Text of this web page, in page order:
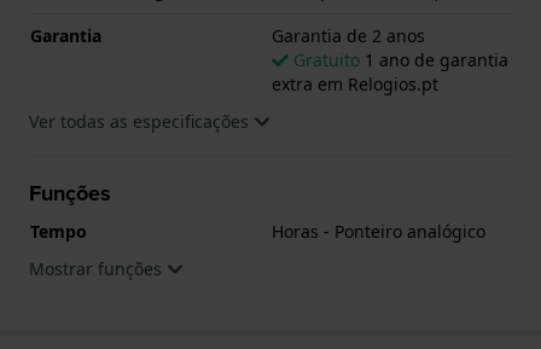
Garantia
Garantia de 2 anos
Gratuito 1 ano de garantia
extra em Relogios.pt
Ver todas as especificações
Funções
Tempo
Horas - Ponteiro analógico
Mostrar funções